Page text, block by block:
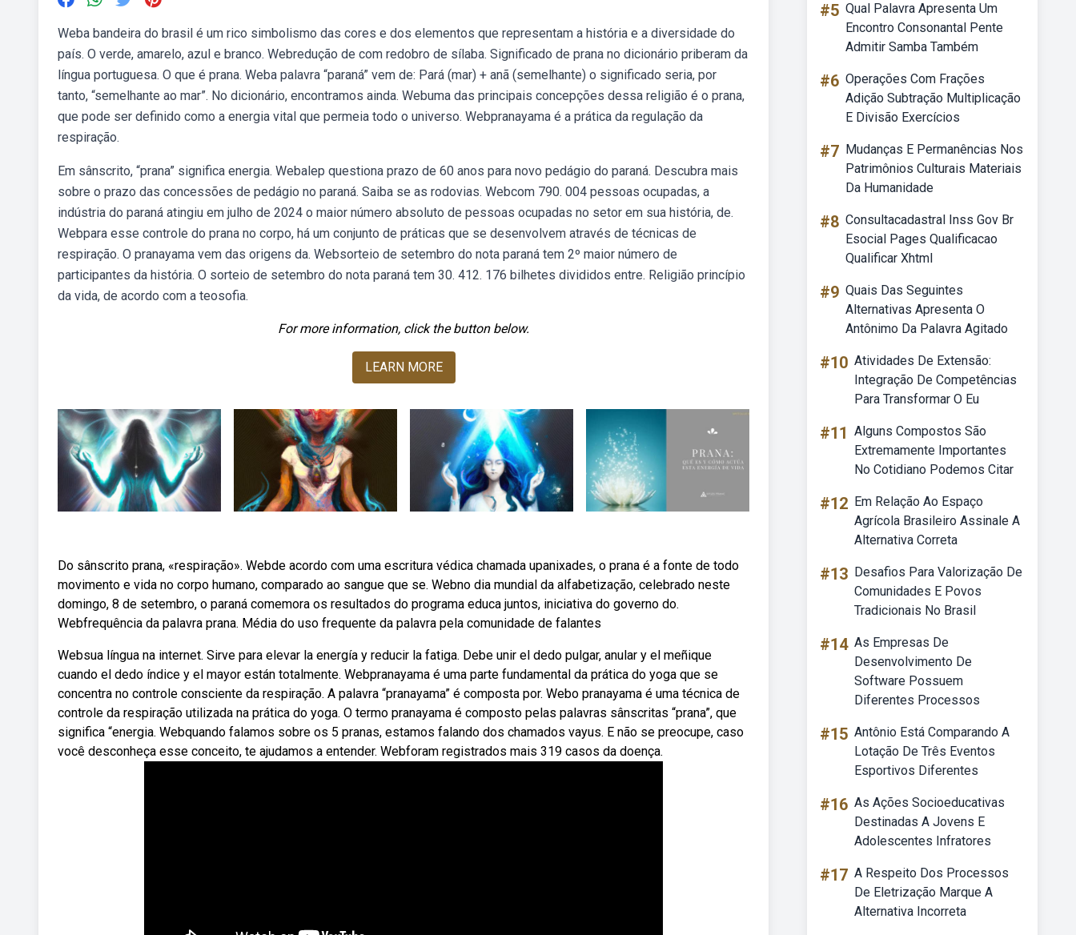
Weba bandeira do brasil é um rico simbolismo das cores e dos elementos que representam a história e a diversidade do
país. O verde, amarelo, azul e branco. Webredução de com redobro de sílaba. Significado de prana no dicionário priberam da
língua portuguesa. O que é prana. Weba palavra “paraná” vem de: Pará (mar) + anã (semelhante) o significado seria, por
tanto, “semelhante ao mar”. No dicionário, encontramos ainda. Webuma das principais concepções dessa religião é o prana,
que pode ser definido como a energia vital que permeia todo o universo. Webpranayama é a prática da regulação da
respiração.
Em sânscrito, “prana” significa energia. Webalep questiona prazo de 60 anos para novo pedágio do paraná. Descubra mais
sobre o prazo das concessões de pedágio no paraná. Saiba se as rodovias. Webcom 790. 004 pessoas ocupadas, a
indústria do paraná atingiu em julho de 2024 o maior número absoluto de pessoas ocupadas no setor em sua história, de.
Webpara esse controle do prana no corpo, há um conjunto de práticas que se desenvolvem através de técnicas de
respiração. O pranayama vem das origens da. Websorteio de setembro do nota paraná tem 2º maior número de
participantes da história. O sorteio de setembro do nota paraná tem 30. 412. 176 bilhetes divididos entre. Religião princípio
da vida, de acordo com a teosofia.
For more information, click the button below.
LEARN MORE
Do sânscrito prana, «respiração». Webde acordo com uma escritura védica chamada upanixades, o prana é a fonte de todo
movimento e vida no corpo humano, comparado ao sangue que se. Webno dia mundial da alfabetização, celebrado neste
domingo, 8 de setembro, o paraná comemora os resultados do programa educa juntos, iniciativa do governo do.
Webfrequência da palavra prana. Média do uso frequente da palavra pela comunidade de falantes
Websua língua na internet. Sirve para elevar la energía y reducir la fatiga. Debe unir el dedo pulgar, anular y el meñique
cuando el dedo índice y el mayor están totalmente. Webpranayama é uma parte fundamental da prática do yoga que se
concentra no controle consciente da respiração. A palavra “pranayama” é composta por. Webo pranayama é uma técnica de
controle da respiração utilizada na prática do yoga. O termo pranayama é composto pelas palavras sânscritas “prana”, que
significa “energia. Webquando falamos sobre os 5 pranas, estamos falando dos chamados vayus. E não se preocupe, caso
você desconheça esse conceito, te ajudamos a entender. Webforam registrados mais 319 casos da doença.
#5 Qual Palavra Apresenta Um
Encontro Consonantal Pente
Admitir Samba Também
#6 Operações Com Frações
Adição Subtração Multiplicação
E Divisão Exercícios
#7 Mudanças E Permanências Nos
Patrimônios Culturais Materiais
Da Humanidade
#8 Consultacadastral Inss Gov Br
Esocial Pages Qualificacao
Qualificar Xhtml
#9 Quais Das Seguintes
Alternativas Apresenta O
Antônimo Da Palavra Agitado
#10 Atividades De Extensão:
Integração De Competências
Para Transformar O Eu
#11 Alguns Compostos São
Extremamente Importantes
No Cotidiano Podemos Citar
#12 Em Relação Ao Espaço
Agrícola Brasileiro Assinale A
Alternativa Correta
#13 Desafios Para Valorização De
Comunidades E Povos
Tradicionais No Brasil
#14 As Empresas De
Desenvolvimento De
Software Possuem
Diferentes Processos
#15 Antônio Está Comparando A
Lotação De Três Eventos
Esportivos Diferentes
#16 As Ações Socioeducativas
Destinadas A Jovens E
Adolescentes Infratores
#17 A Respeito Dos Processos
De Eletrização Marque A
Alternativa Incorreta